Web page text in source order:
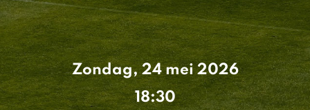
Zondag, 24 mei 2026
18:30